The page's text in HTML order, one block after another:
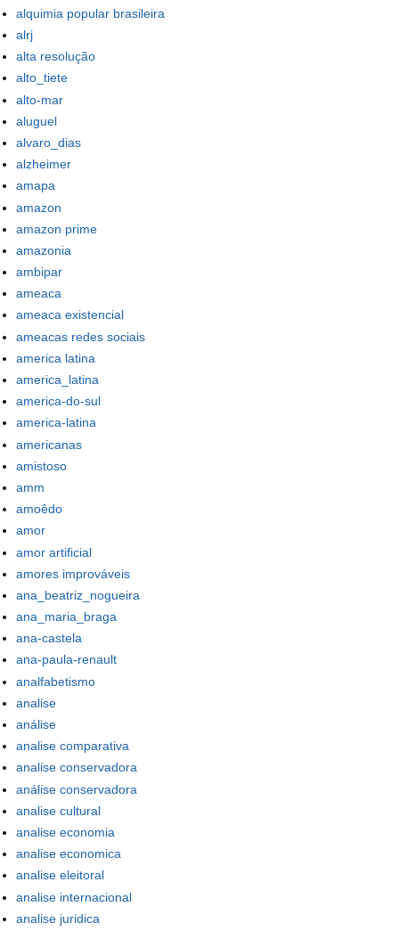
alquimia popular brasileira
alrj
alta resolução
alto_tiete
alto-mar
aluguel
alvaro_dias
alzheimer
amapa
amazon
amazon prime
amazonia
ambipar
ameaca
ameaca existencial
ameacas redes sociais
america latina
america_latina
america-do-sul
america-latina
americanas
amistoso
amm
amoêdo
amor
amor artificial
amores improváveis
ana_beatriz_nogueira
ana_maria_braga
ana-castela
ana-paula-renault
analfabetismo
analise
análise
analise comparativa
analise conservadora
análise conservadora
analise cultural
analise economia
analise economica
analise eleitoral
analise internacional
analise juridica